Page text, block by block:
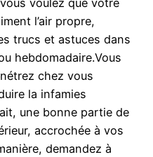
voulez que votre
l’air propre,
trucs et astuces dans
hebdomadaire.Vous
chez vous
la infamies
une bonne partie de
accrochée à vos
demandez à